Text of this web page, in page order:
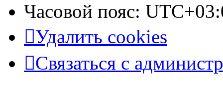
Часовой пояс:
Удалить cookies
Связаться с